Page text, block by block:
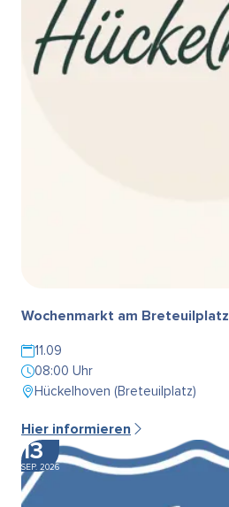
Wochenmarkt am Breteuilplatz
11.09
08:00 Uhr
Hückelhoven (Breteuilplatz)
Hier informieren
13
SEP. 2026